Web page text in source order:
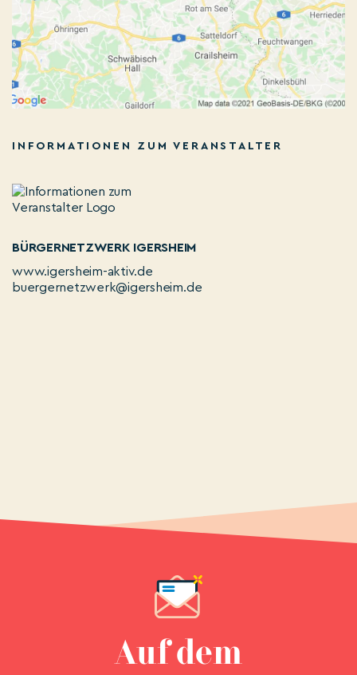
INFORMATIONEN ZUM VERANSTALTER
BÜRGERNETZWERK IGERSHEIM
www.igersheim-aktiv.de
buergernetzwerk@igersheim.de
Auf dem